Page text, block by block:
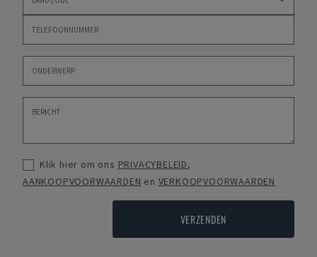
Klik hier om ons PRIVACYBELEID,
AANKOOPVOORWAARDEN en VERKOOPVOORWAARDEN
VERZENDEN